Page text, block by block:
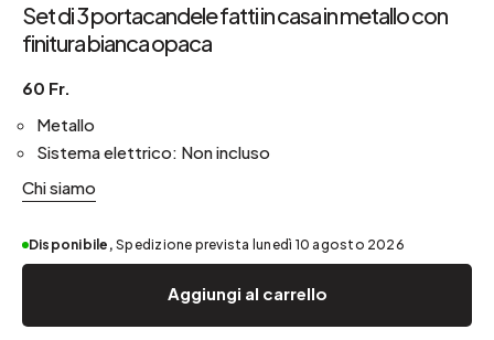
Set di 3 portacandele fatti in casa in metallo con
finitura bianca opaca
60 Fr.
Metallo
Sistema elettrico: Non incluso
Chi siamo
Disponibile, Spedizione prevista lunedì 10 agosto 2026
Aggiungi al carrello